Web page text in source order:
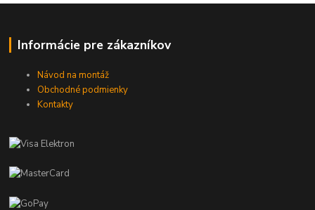
Informácie pre zákazníkov
Návod na montáž
Obchodné podmienky
Kontakty